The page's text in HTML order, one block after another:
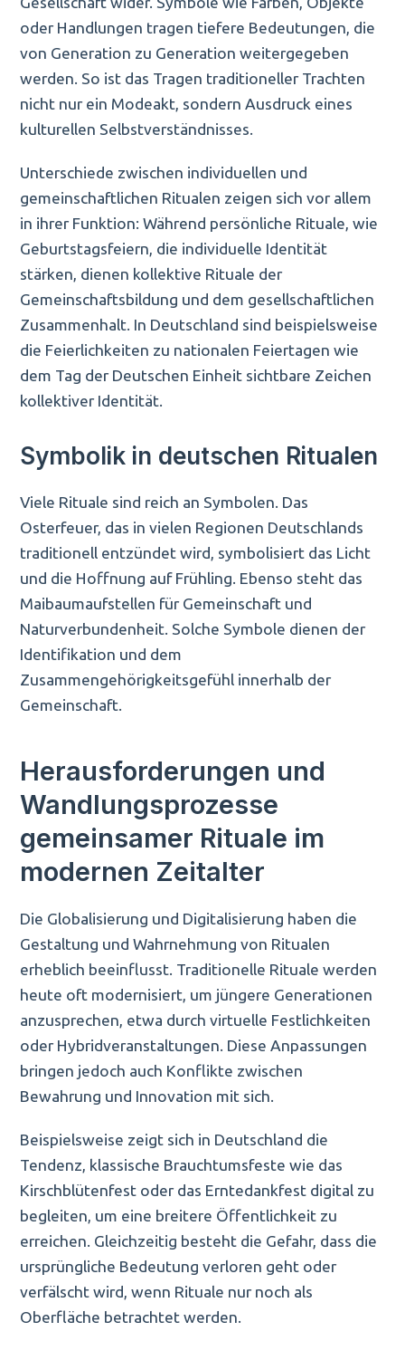
oder Handlungen tragen tiefere Bedeutungen, die
von Generation zu Generation weitergegeben
werden. So ist das Tragen traditioneller Trachten
nicht nur ein Modeakt, sondern Ausdruck eines
kulturellen Selbstverständnisses.
Unterschiede zwischen individuellen und
gemeinschaftlichen Ritualen zeigen sich vor allem
in ihrer Funktion: Während persönliche Rituale, wie
Geburtstagsfeiern, die individuelle Identität
stärken, dienen kollektive Rituale der
Gemeinschaftsbildung und dem gesellschaftlichen
Zusammenhalt. In Deutschland sind beispielsweise
die Feierlichkeiten zu nationalen Feiertagen wie
dem Tag der Deutschen Einheit sichtbare Zeichen
kollektiver Identität.
Symbolik in deutschen Ritualen
Viele Rituale sind reich an Symbolen. Das
Osterfeuer, das in vielen Regionen Deutschlands
traditionell entzündet wird, symbolisiert das Licht
und die Hoffnung auf Frühling. Ebenso steht das
Maibaumaufstellen für Gemeinschaft und
Naturverbundenheit. Solche Symbole dienen der
Identifikation und dem
Zusammengehörigkeitsgefühl innerhalb der
Gemeinschaft.
Herausforderungen und
Wandlungsprozesse
gemeinsamer Rituale im
modernen Zeitalter
Die Globalisierung und Digitalisierung haben die
Gestaltung und Wahrnehmung von Ritualen
erheblich beeinflusst. Traditionelle Rituale werden
heute oft modernisiert, um jüngere Generationen
anzusprechen, etwa durch virtuelle Festlichkeiten
oder Hybridveranstaltungen. Diese Anpassungen
bringen jedoch auch Konflikte zwischen
Bewahrung und Innovation mit sich.
Beispielsweise zeigt sich in Deutschland die
Tendenz, klassische Brauchtumsfeste wie das
Kirschblütenfest oder das Erntedankfest digital zu
begleiten, um eine breitere Öffentlichkeit zu
erreichen. Gleichzeitig besteht die Gefahr, dass die
ursprüngliche Bedeutung verloren geht oder
verfälscht wird, wenn Rituale nur noch als
Oberfläche betrachtet werden.